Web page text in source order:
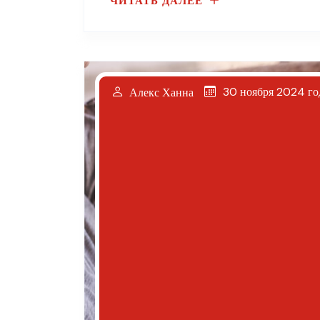
Алекс Ханна 30 ноября 2024